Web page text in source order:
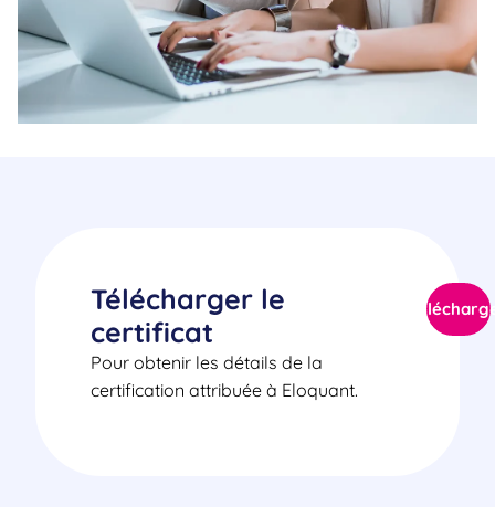
Télécharger le
certificat
Pour obtenir les détails de la
certification attribuée à Eloquant.